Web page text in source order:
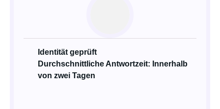
Identität geprüft
Durchschnittliche Antwortzeit: Innerhalb
von zwei Tagen